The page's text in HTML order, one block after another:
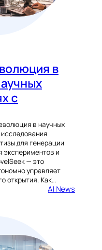
в
с
в научных
для генерации
экспериментов и
— это
управляет
открытия. Как…
AI News